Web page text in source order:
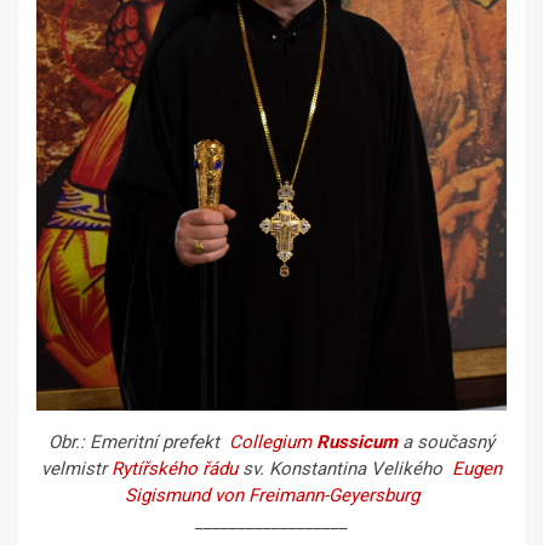
Obr.: Emeritní prefekt Collegium Russicuma současný
velmistrRytířského řádusv. Konstantina Velikého Eugen
Sigismund von Freimann-Geyersburg